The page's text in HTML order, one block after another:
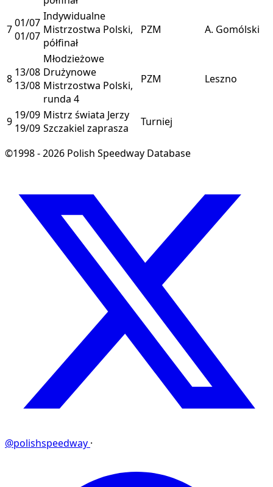
701/07
01/07
Indywidualne
Mistrzostwa Polski,
półfinał
PZM A. Gomólski
8 13/08
13/08
Młodzieżowe
Drużynowe
Mistrzostwa Polski,
runda 4
PZM Leszno
9 19/09
19/09
Mistrz świata Jerzy
Szczakiel zaprasza
Turniej
©1998 - 2026 Polish Speedway Database
@polishspeedway ·